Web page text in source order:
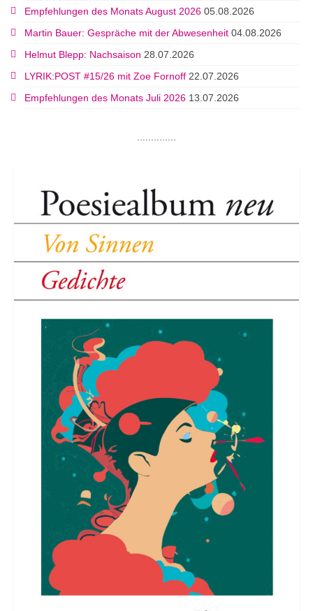
Empfehlungen des Monats August 2026 05.08.2026
Martin Bauer: Gespräche mit der Abwesenheit 04.08.2026
Helmut Blepp: Nachsaison 28.07.2026
LYRIK:POST #15/26 mit Zoe Fornoff 22.07.2026
Empfehlungen des Monats Juli 2026 13.07.2026